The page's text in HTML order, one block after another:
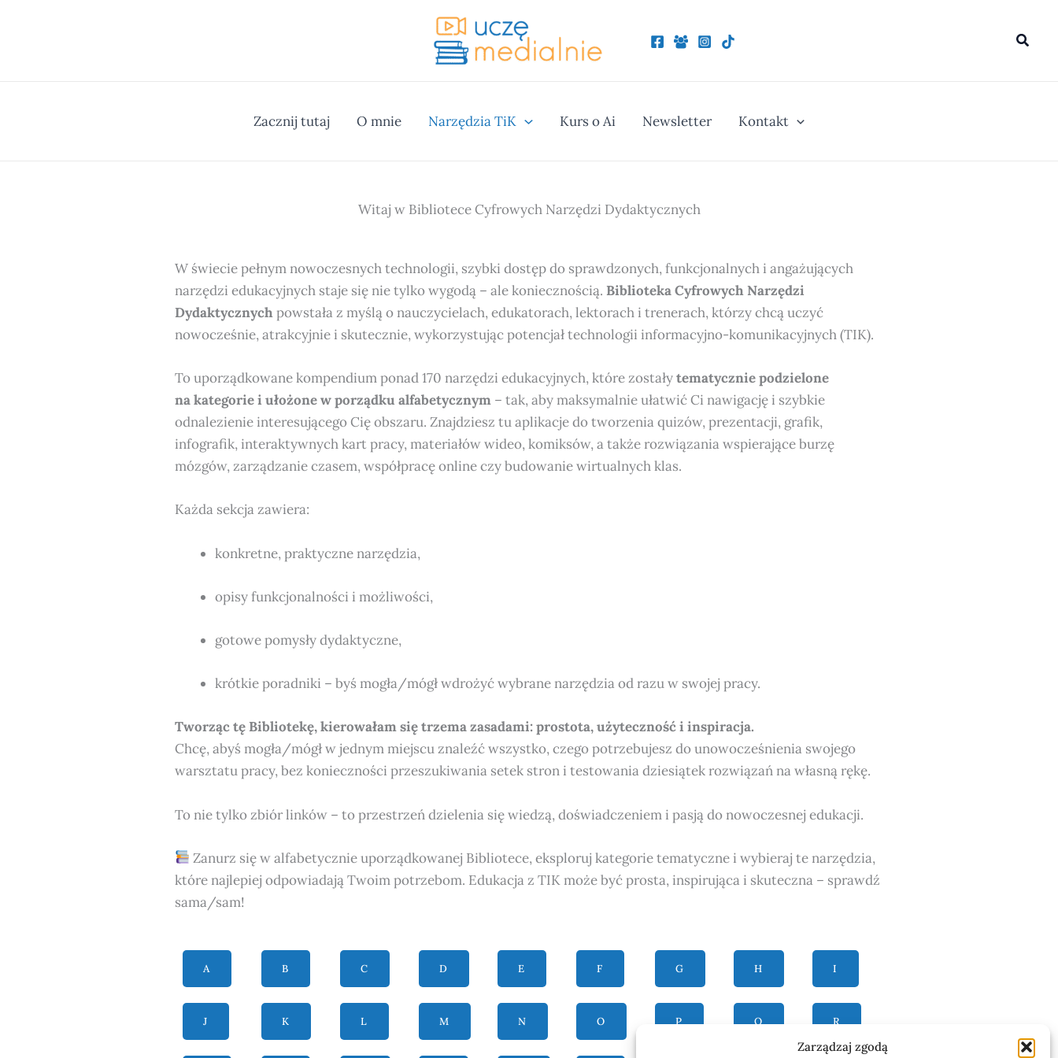
Zarządzaj zgodą
Szukaj
Zacznij tutaj O mnie Narzędzia TiK Kurs o Ai Newsletter Kontakt
Witaj w Bibliotece Cyfrowych Narzędzi Dydaktycznych
W świecie pełnym nowoczesnych technologii, szybki dostęp do sprawdzonych, funkcjonalnych i angażujących
narzędzi edukacyjnych staje się nie tylko wygodą – ale koniecznością. Biblioteka Cyfrowych Narzędzi
Dydaktycznychpowstała z myślą o nauczycielach, edukatorach, lektorach i trenerach, którzy chcą uczyć
nowocześnie, atrakcyjnie i skutecznie, wykorzystując potencjał technologii informacyjno-komunikacyjnych (TIK).
To uporządkowane kompendium ponad 170 narzędzi edukacyjnych, które zostałytematycznie podzielone
na kategorie i ułożone w porządku alfabetycznym – tak, aby maksymalnie ułatwić Ci nawigację i szybkie
odnalezienie interesującego Cię obszaru. Znajdziesz tu aplikacje do tworzenia quizów, prezentacji, grafik,
infografik, interaktywnych kart pracy, materiałów wideo, komiksów, a także rozwiązania wspierające burzę
mózgów, zarządzanie czasem, współpracę online czy budowanie wirtualnych klas.
Każda sekcja zawiera:
konkretne, praktyczne narzędzia,
opisy funkcjonalności i możliwości,
gotowe pomysły dydaktyczne,
krótkie poradniki – byś mogła/mógł wdrożyć wybrane narzędzia od razu w swojej pracy.
Tworząc tę Bibliotekę, kierowałam się trzema zasadami: prostota, użyteczność i inspiracja.
Chcę, abyś mogła/mógł w jednym miejscu znaleźć wszystko, czego potrzebujesz do unowocześnienia swojego
warsztatu pracy, bez konieczności przeszukiwania setek stron i testowania dziesiątek rozwiązań na własną rękę.
To nie tylko zbiór linków – to przestrzeń dzielenia się wiedzą, doświadczeniem i pasją do nowoczesnej edukacji.
Zanurz się w alfabetycznie uporządkowanej Bibliotece, eksploruj kategorie tematyczne i wybieraj te narzędzia,
które najlepiej odpowiadają Twoim potrzebom. Edukacja z TIK może być prosta, inspirująca i skuteczna – sprawdź
sama/sam!
A B C D E F G H I
J K L M N O P Q R